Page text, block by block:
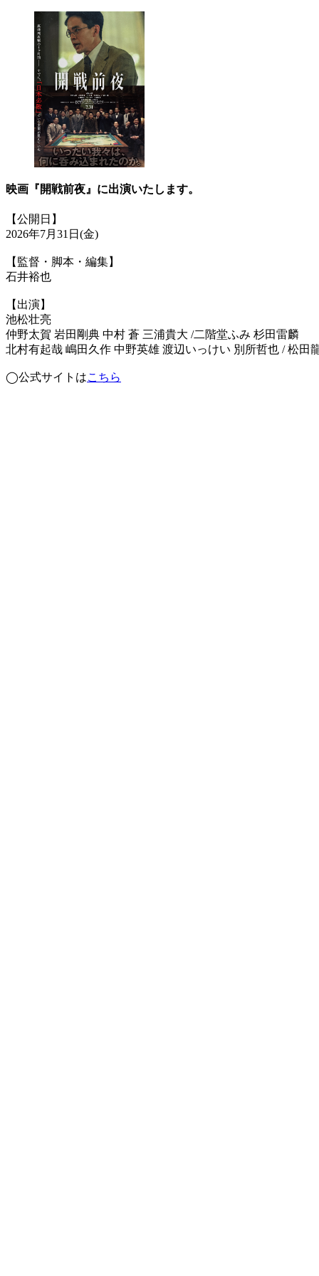
映画『開戦前夜』に出演いたします。
【公開日】
2026年7月31日(金)
【監督・脚本・編集】
石井裕也
【出演】
池松壮亮
仲野太賀 岩田剛典 中村 蒼 三浦貴大 /二階堂ふみ 杉田雷麟
北村有起哉 嶋田久作 中野英雄 渡辺いっけい 別所哲也 / 松
◯公式サイトはこちら